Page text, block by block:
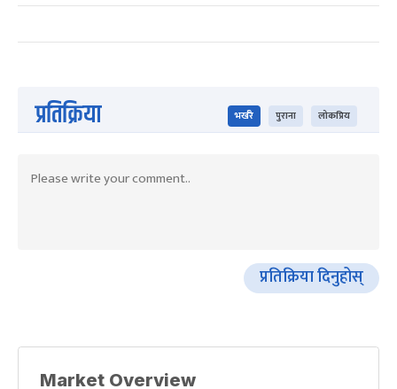
प्रतिक्रिया भर्खरै पुराना लोकप्रिय
प्रतिक्रिया दिनुहोस्